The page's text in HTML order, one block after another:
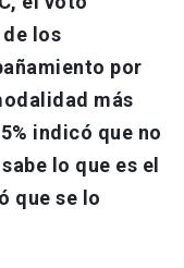
los
por
más
5% indicó que no
lo que es el
que se lo